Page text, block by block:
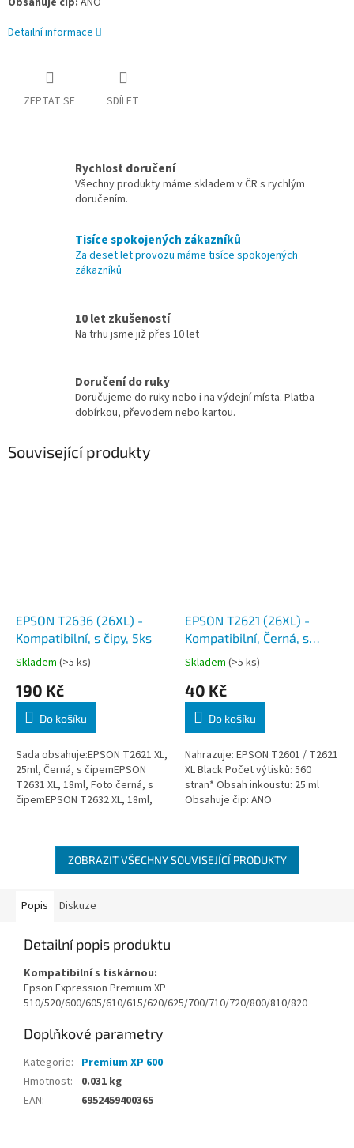
Detailní informace
ZEPTAT SE SDÍLET
Rychlost doručení
Všechny produkty máme skladem v ČR s rychlým
doručením.
Tisíce spokojených zákazníků
Za deset let provozu máme tisíce spokojených
zákazníků
10 let zkušeností
Na trhu jsme již přes 10 let
Doručení do ruky
Doručujeme do ruky nebo i na výdejní místa. Platba
dobírkou, převodem nebo kartou.
Související produkty
EPSON T2636 (26XL) -
Kompatibilní, s čipy, 5ks
Skladem (>5 ks)
190 Kč
Do košíku
Sada obsahuje:EPSON T2621 XL,
25ml, Černá, s čipemEPSON
T2631 XL, 18ml, Foto černá, s
čipemEPSON T2632 XL, 18ml,
čipemEPSON...
EPSON T2621 (26XL) -
Kompatibilní, Černá, s
čipem
Skladem (>5 ks)
40 Kč
Do košíku
Nahrazuje: EPSON T2601 / T2621
XL Black Počet výtisků: 560
stran* Obsah inkoustu: 25 ml
Obsahuje čip: ANO
ZOBRAZIT VŠECHNY SOUVISEJÍCÍ PRODUKTY
Popis Diskuze
Detailní popis produktu
Kompatibilní s tiskárnou:
Epson Expression Premium XP
510/520/600/605/610/615/620/625/700/710/720/800/810/820
Doplňkové parametry
Kategorie: Premium XP 600
Hmotnost:
0.031 kg
EAN: 6952459400365